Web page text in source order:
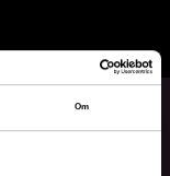
Om
från